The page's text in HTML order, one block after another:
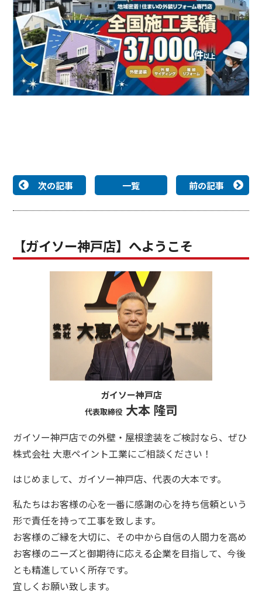
次の記事 一覧 前の記事
【ガイソー神戸店】へようこそ
ガイソー神戸店
代表取締役大本 隆司
ガイソー神戸店での外壁・屋根塗装をご検討なら、ぜひ
株式会社 大恵ペイント工業にご相談ください！
はじめまして、ガイソー神戸店、代表の大本です。
私たちはお客様の心を一番に感謝の心を持ち信頼という
形で責任を持って工事を致します。
お客様のご縁を大切に、その中から自信の人間力を高め
お客様のニーズと御期待に応える企業を目指して、今後
とも精進していく所存です。
宜しくお願い致します。